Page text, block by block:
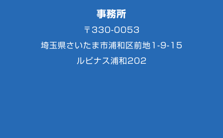
事務所
〒330-0053
埼玉県さいたま市浦和区前地1-9-15
ルピナス浦和202